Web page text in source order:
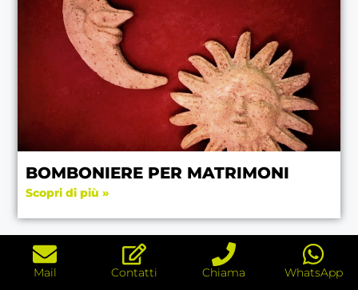
BOMBONIERE PER MATRIMONI
Scopri di più »
Mail Contatti Chiama WhatsApp